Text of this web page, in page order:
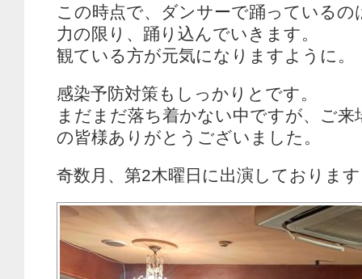
この時点で、ダンサーで踊っているの
力の限り、踊り込んでいきます。
観ている方が元気になりますように。
感染予防対策もしっかりとです。
まだまだ落ち着かない中ですが、ご来
の皆様ありがとうございました。
奇数月、第2木曜日に出演しておりま